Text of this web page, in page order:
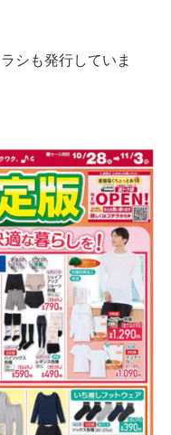
シも発行していま